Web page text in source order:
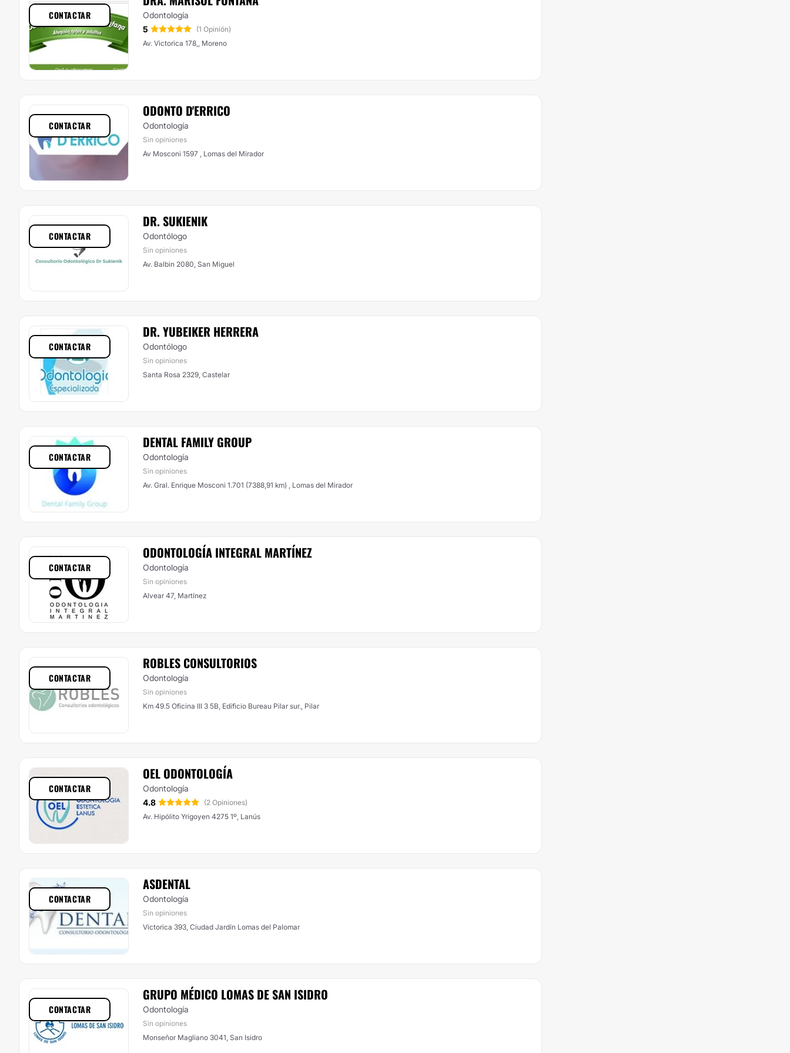
Odontología
5
(1 Opinión)
Av. Victorica 178,, Moreno
CONTACTAR
ODONTO D'ERRICO
Odontología
Sin opiniones
Av Mosconi 1597 , Lomas del Mirador
CONTACTAR
DR. SUKIENIK
Odontólogo
Sin opiniones
Av. Balbin 2080, San Miguel
CONTACTAR
DR. YUBEIKER HERRERA
Odontólogo
Sin opiniones
Santa Rosa 2329, Castelar
CONTACTAR
DENTAL FAMILY GROUP
Odontología
Sin opiniones
Av. Gral. Enrique Mosconi 1.701 (7388,91 km) , Lomas del Mirador
CONTACTAR
ODONTOLOGÍA INTEGRAL MARTÍNEZ
Odontología
Sin opiniones
Alvear 47, Martínez
CONTACTAR
ROBLES CONSULTORIOS
Odontología
Sin opiniones
Km 49.5 Oficina III 3 5B, Edificio Bureau Pilar sur., Pilar
CONTACTAR
OEL ODONTOLOGÍA
Odontología
4.8
(2 Opiniones)
Av. Hipólito Yrigoyen 4275 1º, Lanús
CONTACTAR
ASDENTAL
Odontología
Sin opiniones
Victorica 393, Ciudad Jardín Lomas del Palomar
CONTACTAR
GRUPO MÉDICO LOMAS DE SAN ISIDRO
Odontología
Sin opiniones
Monseñor Magliano 3041, San Isidro
CONTACTAR